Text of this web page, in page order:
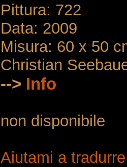
Pittura: 722
Data: 2009
Misura: 60 x 50
Christian
--> Info
non disponibile
Aiutami a